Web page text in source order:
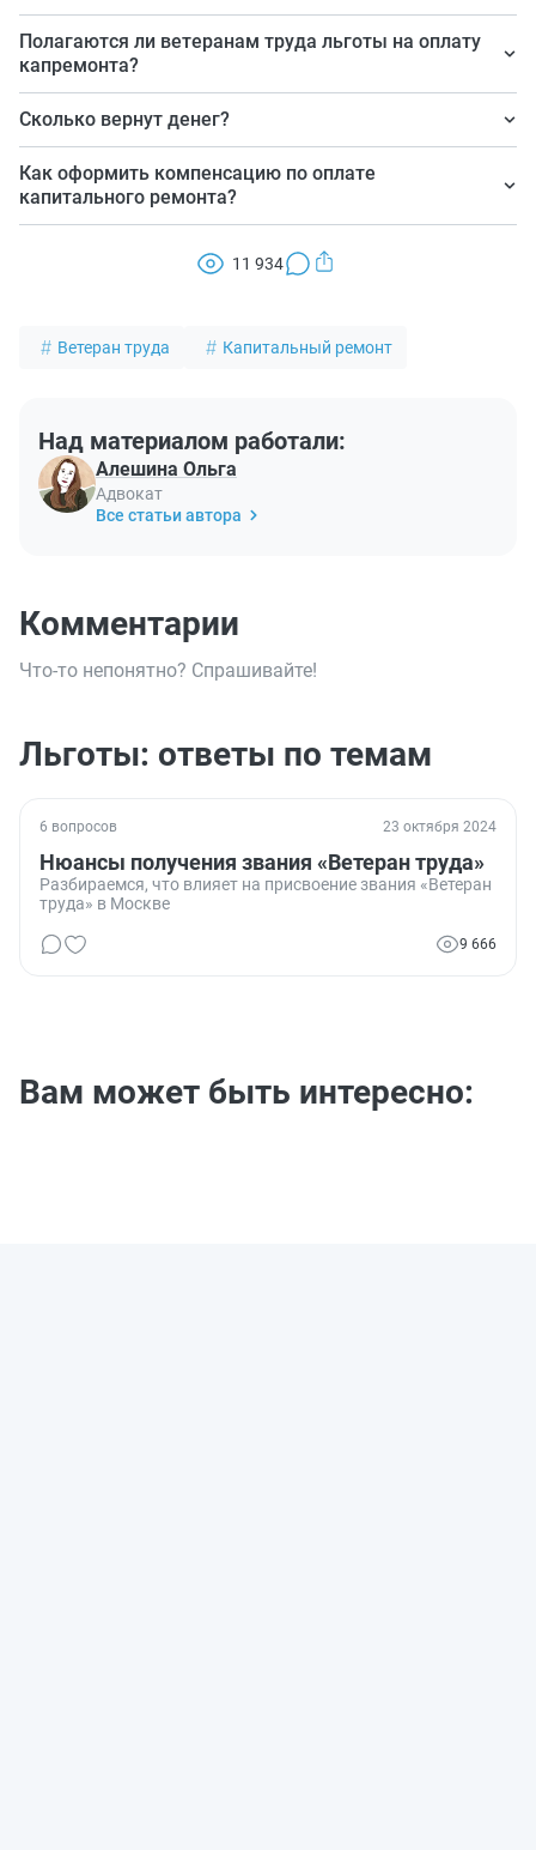
Полагаются ли ветеранам труда льготы на оплату
капремонта?
Зависит от региона. Компенсацию платят в более чем
Сколько вернут денег?
Вернут 50% взноса, рассчитанного, исходя из
установленного в регионе минимального взноса за
капремонт за один квадратный метр и нормативной
площади жилого помещения.
Как оформить компенсацию по оплате
капитального ремонта?
по месту жительства напрямую или через МФЦ и
11 934
Ветеран труда Капитальный ремонт
Над материалом работали:
Алешина Ольга
Адвокат
Все статьи автора
Комментарии
Что-то непонятно? Спрашивайте!
Льготы: ответы по темам
6 вопросов 23 октября 2024
Нюансы получения звания «Ветеран труда»
Разбираемся, что влияет на присвоение звания «Ветеран
труда» в Москве
9 666
Вам может быть интересно: